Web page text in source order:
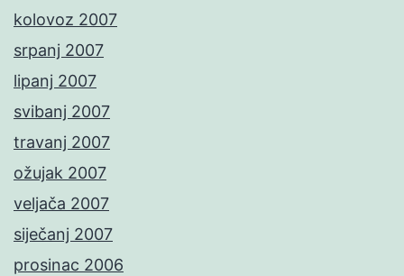
kolovoz 2007
srpanj 2007
lipanj 2007
svibanj 2007
travanj 2007
ožujak 2007
veljača 2007
siječanj 2007
prosinac 2006